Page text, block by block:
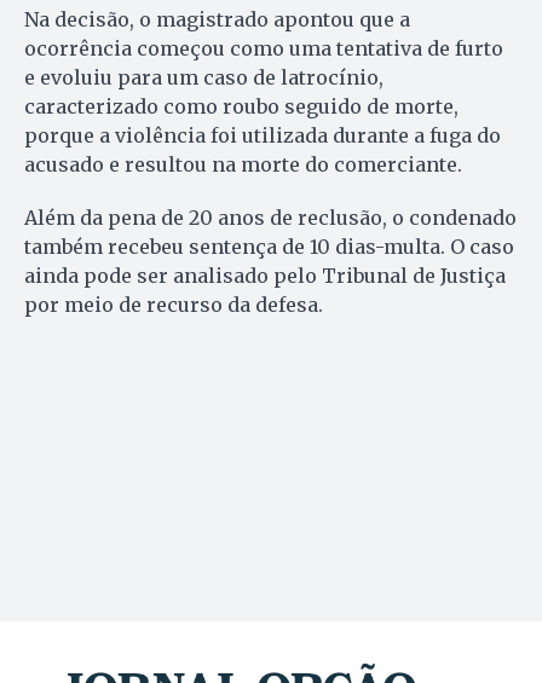
Na decisão, o magistrado apontou que a
ocorrência começou como uma tentativa de furto
e evoluiu para um caso de latrocínio,
caracterizado como roubo seguido de morte,
porque a violência foi utilizada durante a fuga do
acusado e resultou na morte do comerciante.
Além da pena de 20 anos de reclusão, o condenado
também recebeu sentença de 10 dias-multa. O caso
ainda pode ser analisado pelo Tribunal de Justiça
por meio de recurso da defesa.